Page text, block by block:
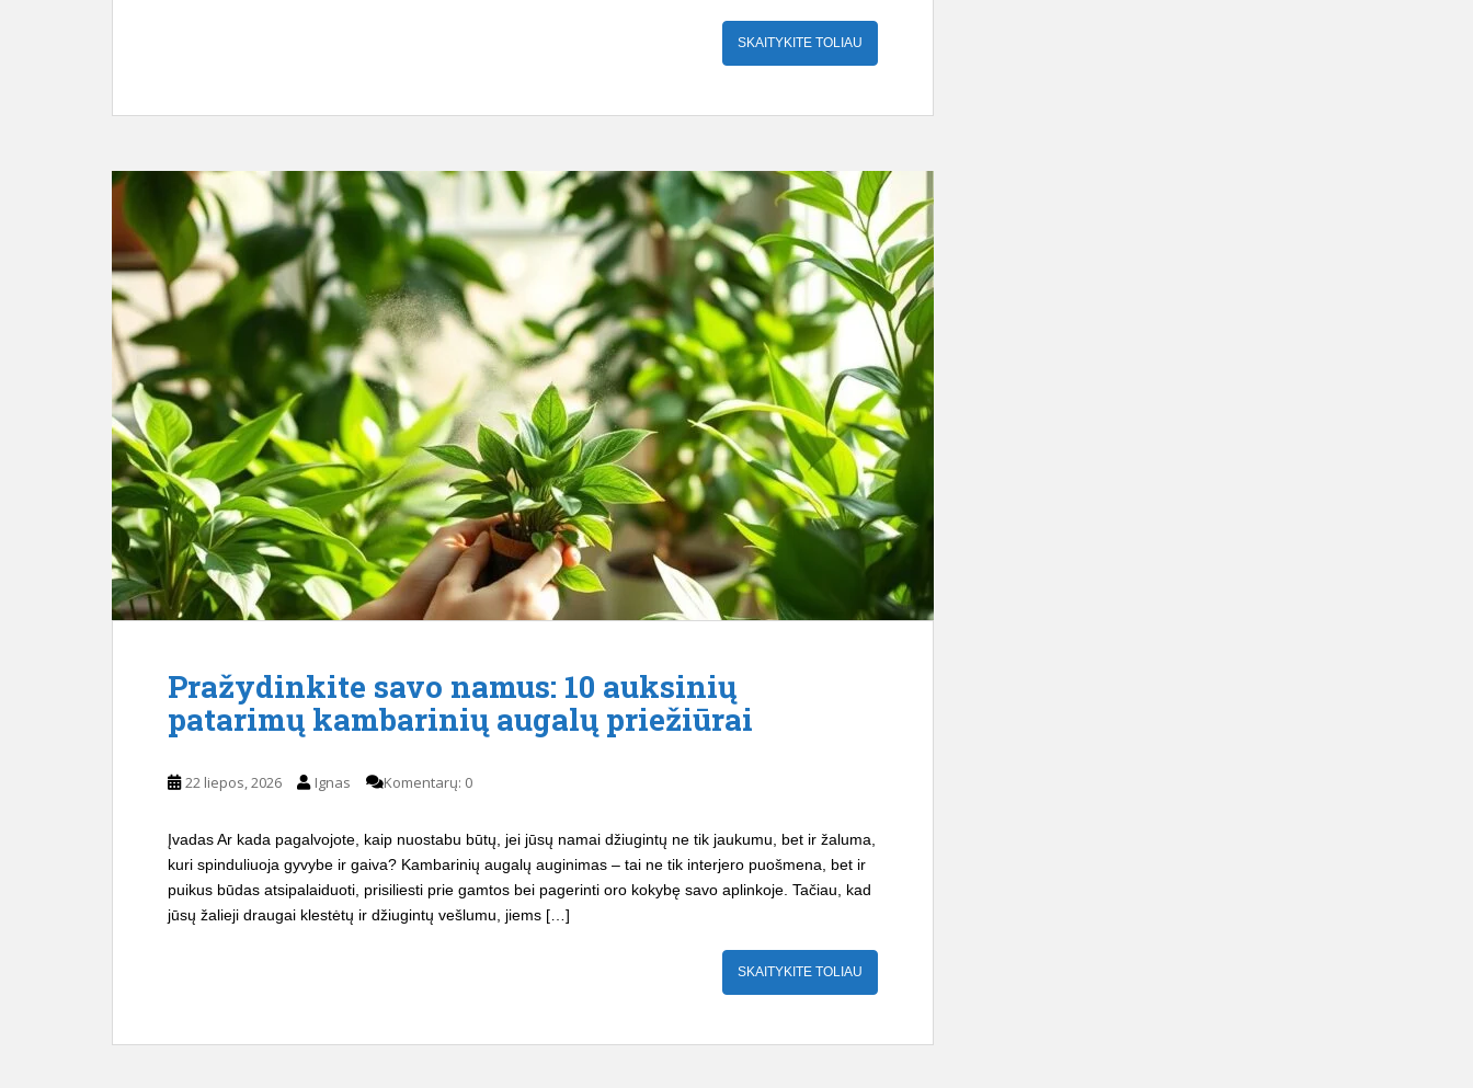
SKAITYKITE TOLIAU
Pražydinkite savo namus: 10 auksinių
patarimų kambarinių augalų priežiūrai
22 liepos, 2026 Ignas Komentarų: 0
Įvadas Ar kada pagalvojote, kaip nuostabu būtų, jei jūsų namai džiugintų ne tik jaukumu, bet ir žaluma,
kuri spinduliuoja gyvybe ir gaiva? Kambarinių augalų auginimas – tai ne tik interjero puošmena, bet ir
puikus būdas atsipalaiduoti, prisiliesti prie gamtos bei pagerinti oro kokybę savo aplinkoje. Tačiau, kad
jūsų žalieji draugai klestėtų ir džiugintų vešlumu, jiems […]
SKAITYKITE TOLIAU